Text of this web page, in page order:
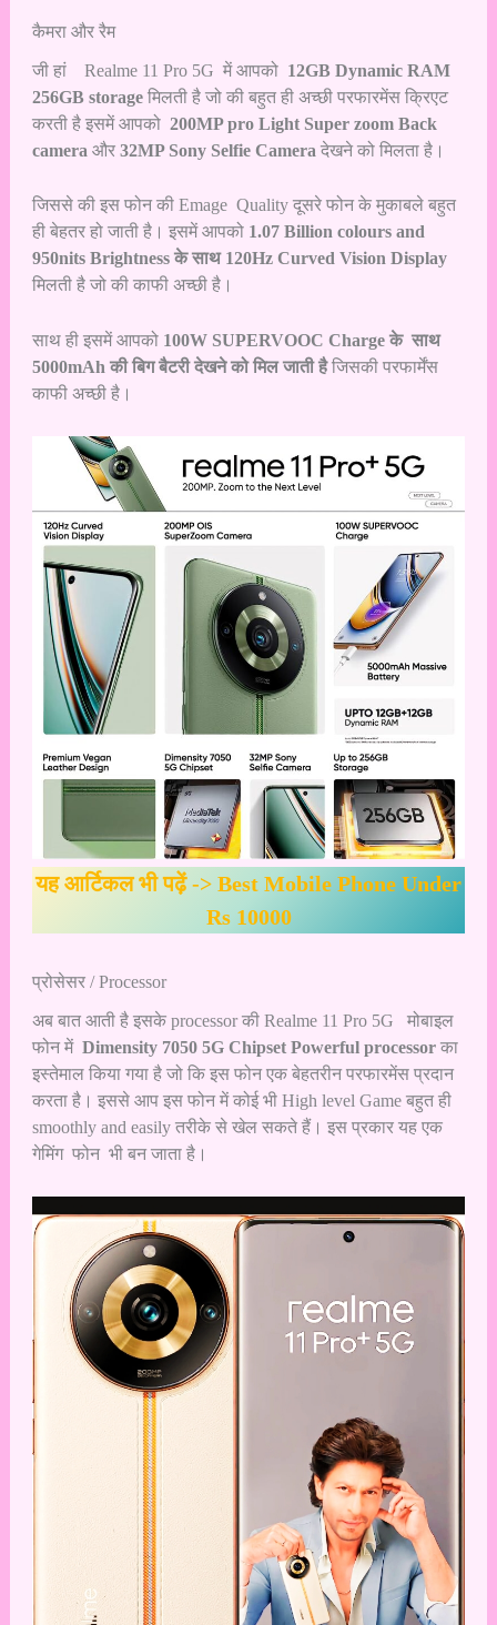
कैमरा और रैम
जी हां Realme 11 Pro 5G में आपको 12GB Dynamic RAM
256GB storage मिलती है जो की बहुत ही अच्छी परफारमेंस क्रिएट
करती है इसमें आपको 200MP pro Light Super zoom Back
camera और 32MP Sony Selfie Camera देखने को मिलता है।
जिससे की इस फोन की Emage Quality दूसरे फोन के मुकाबले बहुत
ही बेहतर हो जाती है। इसमें आपको 1.07 Billion colours and
950nits Brightness के साथ 120Hz Curved Vision Display
मिलती है जो की काफी अच्छी है।
साथ ही इसमें आपको 100W SUPERVOOC Charge के साथ
5000mAh की बिग बैटरी देखने को मिल जाती हैजिसकी परफार्मेंस
काफी अच्छी है।
यह आर्टिकल भी पढ़ें -> Best Mobile Phone Under
Rs 10000
प्रोसेसर / Processor
अब बात आती है इसके processor की Realme 11 Pro 5G मोबाइल
फोन में Dimensity 7050 5G Chipset Powerful processorका
इस्तेमाल किया गया है जो कि इस फोन एक बेहतरीन परफारमेंस प्रदान
करता है। इससे आप इस फोन में कोई भी High level Game बहुत ही
smoothly and easily तरीके से खेल सकते हैं। इस प्रकार यह एक
गेमिंग फोन भी बन जाता है।